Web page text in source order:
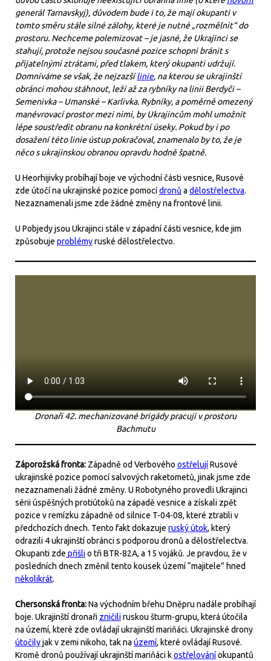
generál Tarnavskyj), důvodem bude i to, že mají okupanti v
tomto směru stále silné zálohy, které je nutné „rozmělnit“ do
prostoru. Nechceme polemizovat – je jasné, že Ukrajinci se
stahují, protože nejsou současné pozice schopni bránit s
přijatelnými ztrátami, před tlakem, který okupanti udržují.
Domníváme se však, že nejzazšílinie, na kterou se ukrajinští
obránci mohou stáhnout, leží až za rybníky na linii Berdyči –
Semenivka – Umanské – Karlivka. Rybníky, a poměrně omezený
manévrovací prostor mezi nimi, by Ukrajincům mohl umožnit
lépe soustředit obranu na konkrétní úseky. Pokud by i po
dosažení této linie ústup pokračoval, znamenalo by to, že je
něco s ukrajinskou obranou opravdu hodně špatně.
U Heorhijivky probíhají boje ve východní části vesnice, Rusové
zde útočí na ukrajinské pozice pomocídronů a dělostřelectva.
Nezaznamenali jsme zde žádné změny na frontové linii.
U Pobjedy jsou Ukrajinci stále v západní části vesnice, kde jim
způsobuje problémyruské dělostřelectvo.
Dronaři 42. mechanizované brigády pracují v prostoru
Bachmutu
Záporožská fronta: Západně od Verbového ostřelujíRusové
ukrajinské pozice pomocí salvových raketometů, jinak jsme zde
nezaznamenali žádné změny. U Robotyného provedli Ukrajinci
sérii úspěšných protiútoků na západě vesnice a získali zpět
pozice v remízku západně od silnice T-04-08, které ztratili v
předchozích dnech. Tento fakt dokazuje ruský útok, který
odrazili 4 ukrajinští obránci s podporou dronů a dělostřelectva.
Okupanti zde přišlio tři BTR-82A, a 15 vojáků. Je pravdou, že v
posledních dnech změnil tento kousek území “majitele” hned
několikrát.
Chersonská fronta:Na východním břehu Dněpru nadále probíhají
boje. Ukrajinští dronaři zničiliruskou šturm-grupu, která útočila
na území, které zde ovládají ukrajinští mariňáci. Ukrajinské drony
útočilyjak v zemi nikoho, tak na území, které ovládají Rusové.
Kromě dronů používají ukrajinští mariňáci kostřelováníokupantů